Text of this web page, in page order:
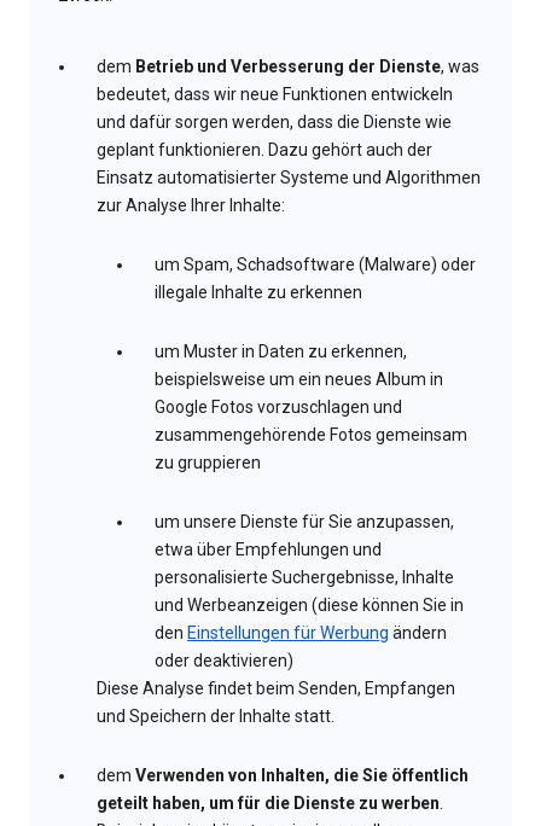
dem Betrieb und Verbesserung der Dienste, was
bedeutet, dass wir neue Funktionen entwickeln
und dafür sorgen werden, dass die Dienste wie
geplant funktionieren. Dazu gehört auch der
Einsatz automatisierter Systeme und Algorithmen
zur Analyse Ihrer Inhalte:
um Spam, Schadsoftware (Malware) oder
illegale Inhalte zu erkennen
um Muster in Daten zu erkennen,
beispielsweise um ein neues Album in
Google Fotos vorzuschlagen und
zusammengehörende Fotos gemeinsam
zu gruppieren
um unsere Dienste für Sie anzupassen,
etwa über Empfehlungen und
personalisierte Suchergebnisse, Inhalte
und Werbeanzeigen (diese können Sie in
den Einstellungen für Werbung ändern
oder deaktivieren)
Diese Analyse findet beim Senden, Empfangen
und Speichern der Inhalte statt.
dem Verwenden von Inhalten, die Sie öffentlich
geteilt haben, um für die Dienste zu werben.